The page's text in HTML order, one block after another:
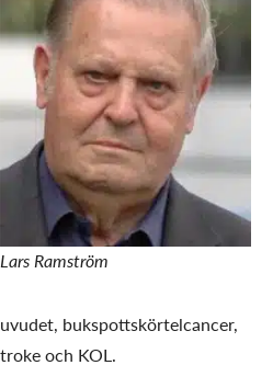
Lars Ramström
bukspottskörtelcancer,
och KOL.